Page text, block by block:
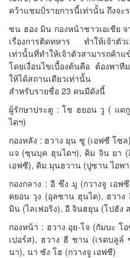
คว้าแชมป์รายการนี้เท่านั้น ถึงจะ
ซน ฮอง มิน กองหน้าชาวเอเชีย
เรื่องการติดทหาร ทำให้เจ้าตัว
เท่านั้นที่ทำให้เจ้าตัวสามารถค้
โดยเงื่อนไขเบื้องต้นคือ ต้องพา
ให้ได้สถานเดียวเท่านั้น
สำหรับรายชื่อ 23 คนมีดังนี้
ผู้รักษาประตู : โช ฮยอน วู ( แ
ไดฯ)
กองหลัง : ฮวาง ยุน ซู (เอฟซี โซ
แจ (ชุนบุค ฮุนไดฯ), คิม จิน ยา
เอฟซี), คิม มุนฮวาน (ปูซาน ไอพ
กองกลาง : อี ซึง มู (กวางจู เอ
คยอน วุง (อุลซาน ฮุนได), ฮวา
มิน (ไลเฟอริง), อี จินฮยุน (โปฮัง
กองหน้า : ฮวาง อุย-โจ (กัมบะ
เปอร์ส), ฮวาง ฮี ชาน (เรดบลูล์
นา), นา ซัง โฮ (กวางจู เอฟซี)